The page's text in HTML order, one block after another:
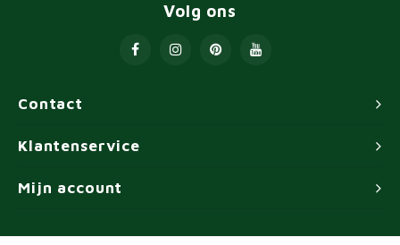
Contact
Volg ons
Klantenservice
Mijn account